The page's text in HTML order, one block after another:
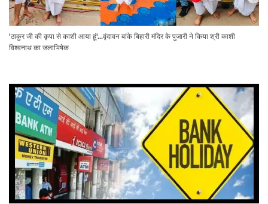
'ठाकुर जी की कृपा से काशी आया हूं'...वृंदावन बांके बिहारी मंदिर के पुजारी ने किया श्री काशी
विश्वनाथ का जलाभिषेक